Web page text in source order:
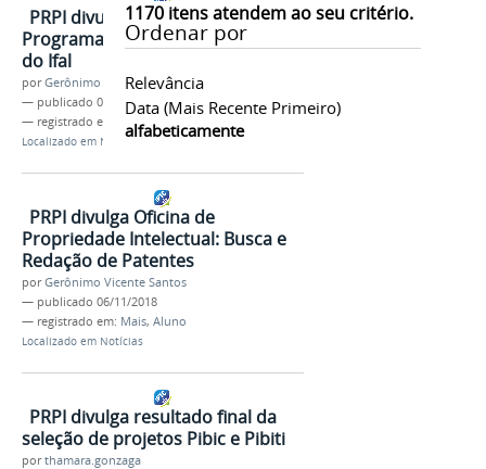
1170itens atendem ao seu critério.
Ordenar por
Relevância
Data (mais Recente Primeiro)
alfabeticamente
PRPI divulga o resultado do
Programa de Iniciação Científica
do Ifal
porGerônimo Vicente Santos
— publicado 03/08/2016
— registrado em:
Mais Aluno
Localizado em Notícias
PRPI divulga Oficina de
Propriedade Intelectual: Busca e
Redação de Patentes
porGerônimo Vicente Santos
— publicado 06/11/2018
— registrado em: Mais, Aluno
Localizado em Notícias
PRPI divulga resultado final da
seleção de projetos Pibic e Pibiti
porthamara.gonzaga